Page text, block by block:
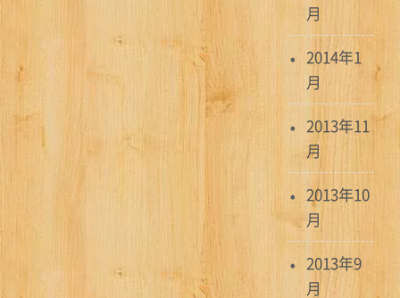
月
2014年1
月
2013年11
月
2013年10
月
2013年9
月